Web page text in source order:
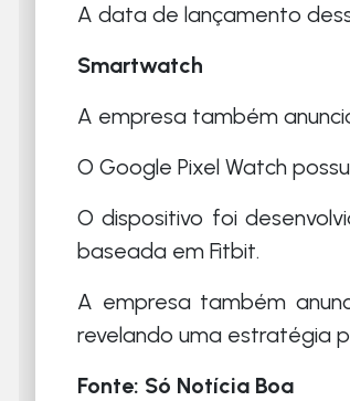
A data de lançamento
Smartwatch
A empresa também
O Google Pixel Watch
O dispositivo foi
baseada em Fitbit.
A empresa também
revelando uma estratégia
Fonte: Só Notícia Boa